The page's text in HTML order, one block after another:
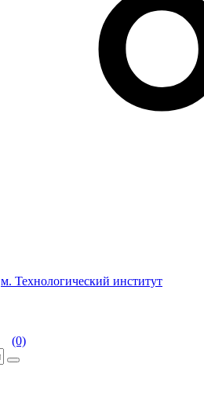
м. Технологический институт
(0)